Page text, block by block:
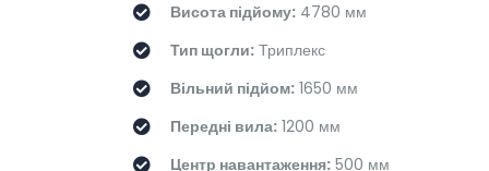
Висота підйому: 4780 мм
Тип щогли: Триплекс
Вільний підйом: 1650 мм
Передні вила: 1200 мм
Центр навантаження: 500 мм